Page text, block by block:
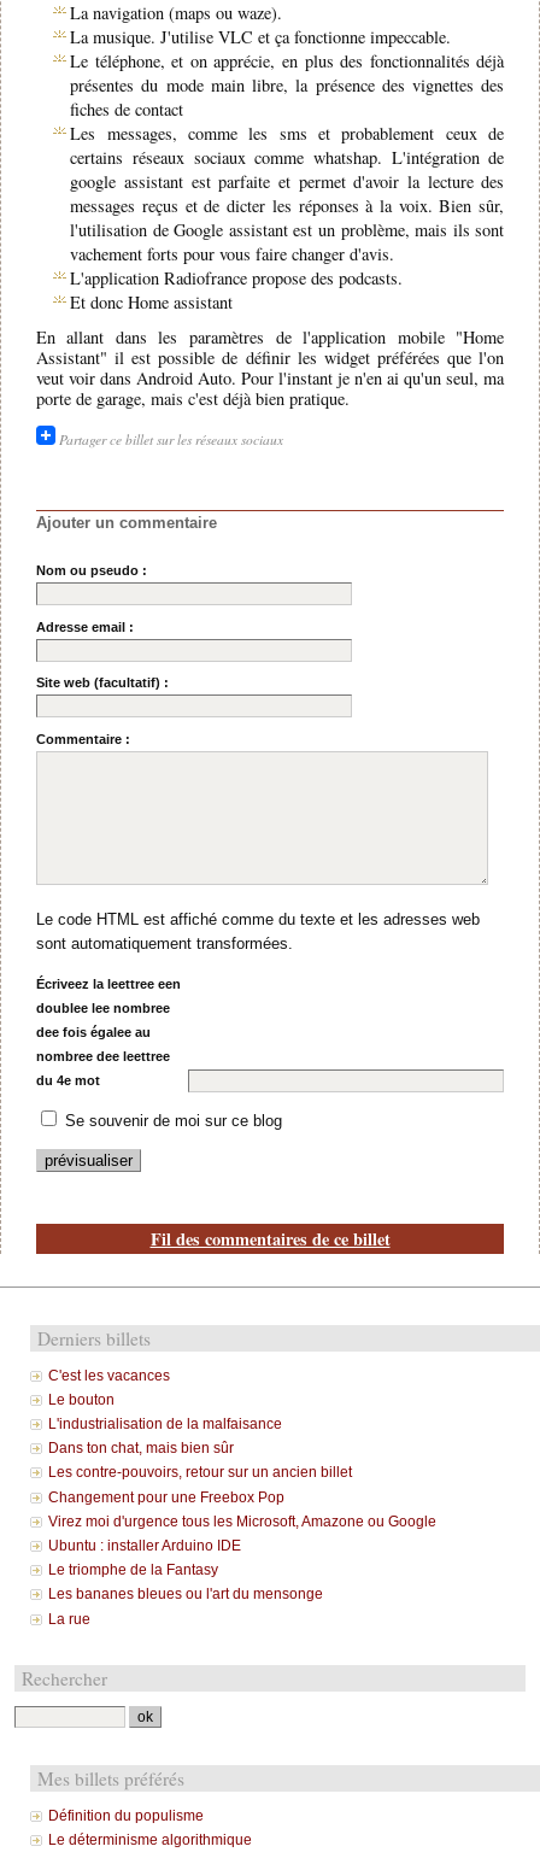
La navigation (maps ou waze).
La musique. J'utilise VLC et ça fonctionne impeccable.
Le téléphone, et on apprécie, en plus des fonctionnalités déjà
présentes du mode main libre, la présence des vignettes des
fiches de contact
Les messages, comme les sms et probablement ceux de
certains réseaux sociaux comme whatshap. L'intégration de
google assistant est parfaite et permet d'avoir la lecture des
messages reçus et de dicter les réponses à la voix. Bien sûr,
l'utilisation de Google assistant est un problème, mais ils sont
vachement forts pour vous faire changer d'avis.
L'application Radiofrance propose des podcasts.
Et donc Home assistant
En allant dans les paramètres de l'application mobile "Home
Assistant" il est possible de définir les widget préférées que l'on
veut voir dans Android Auto. Pour l'instant je n'en ai qu'un seul, ma
porte de garage, mais c'est déjà bien pratique.
Partager ce billet sur les réseaux sociaux
Ajouter un commentaire
Nom ou pseudo :
Adresse email :
Site web (facultatif) :
Commentaire :
Le code HTML est affiché comme du texte et les adresses web
sont automatiquement transformées.
Écriveez la leettree een
doublee lee nombree
dee fois égalee au
nombree dee leettree
du 4e mot
Se souvenir de moi sur ce blog
Fil des commentaires de ce billet
Derniers billets
C'est les vacances
Le bouton
L'industrialisation de la malfaisance
Dans ton chat, mais bien sûr
Les contre-pouvoirs, retour sur un ancien billet
Changement pour une Freebox Pop
Virez moi d'urgence tous les Microsoft, Amazone ou Google
Ubuntu : installer Arduino IDE
Le triomphe de la Fantasy
Les bananes bleues ou l'art du mensonge
La rue
Rechercher
Mes billets préférés
Définition du populisme
Le déterminisme algorithmique